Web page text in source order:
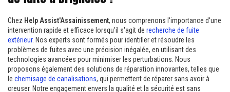
Chez Help Assist'Assainissement, nous comprenons l'importance d'une
intervention rapide et efficace lorsqu'il s'agit de recherche de fuite
extérieur. Nos experts sont formés pour identifier et résoudre les
problèmes de fuites avec une précision inégalée, en utilisant des
technologies avancées pour minimiser les perturbations. Nous
proposons également des solutions de réparation innovantes, telles que
le chemisage de canalisations, qui permettent de réparer sans avoir à
creuser. Notre engagement envers la qualité et la sécurité est sans